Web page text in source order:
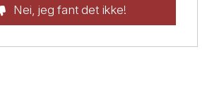
Nei, jeg fant det ikke!